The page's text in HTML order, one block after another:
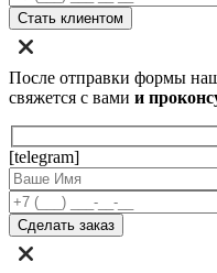
После отправки формы
свяжется с вами и
[telegram]